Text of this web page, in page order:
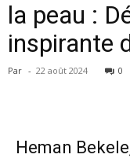
la peau :
inspirante
Par - 22 août 2024 0
Heman